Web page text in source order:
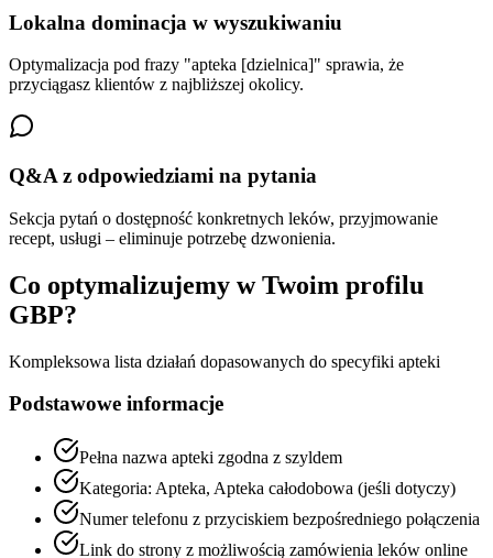
Lokalna dominacja w wyszukiwaniu
Optymalizacja pod frazy "apteka [dzielnica]" sprawia, że
przyciągasz klientów z najbliższej okolicy.
Q&A z odpowiedziami na pytania
Sekcja pytań o dostępność konkretnych leków, przyjmowanie
recept, usługi – eliminuje potrzebę dzwonienia.
Co optymalizujemy w Twoim profilu
GBP?
Kompleksowa lista działań dopasowanych do specyfiki apteki
Podstawowe informacje
Pełna nazwa apteki zgodna z szyldem
Kategoria: Apteka, Apteka całodobowa (jeśli dotyczy)
Numer telefonu z przyciskiem bezpośredniego połączenia
Link do strony z możliwością zamówienia leków online